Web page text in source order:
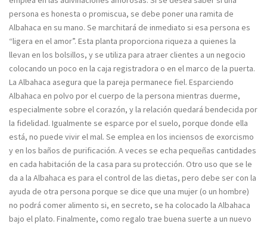
persona es honesta o promiscua, se debe poner una ramita de
Albahaca en su mano. Se marchitará de inmediato si esa persona es
“ligera en el amor”. Esta planta proporciona riqueza a quienes la
llevan en los bolsillos, y se utiliza para atraer clientes a un negocio
colocando un poco en la caja registradora o en el marco de la puerta.
La Albahaca asegura que la pareja permanece fiel. Esparciendo
Albahaca en polvo por el cuerpo de la persona mientras duerme,
especialmente sobre el corazón, y la relación quedará bendecida por
la fidelidad. Igualmente se esparce por el suelo, porque donde ella
está, no puede vivir el mal. Se emplea en los inciensos de exorcismo
y en los baños de purificación. A veces se echa pequeñas cantidades
en cada habitación de la casa para su protección. Otro uso que se le
da a la Albahaca es para el control de las dietas, pero debe ser con la
ayuda de otra persona porque se dice que una mujer (o un hombre)
no podrá comer alimento si, en secreto, se ha colocado la Albahaca
bajo el plato. Finalmente, como regalo trae buena suerte a un nuevo